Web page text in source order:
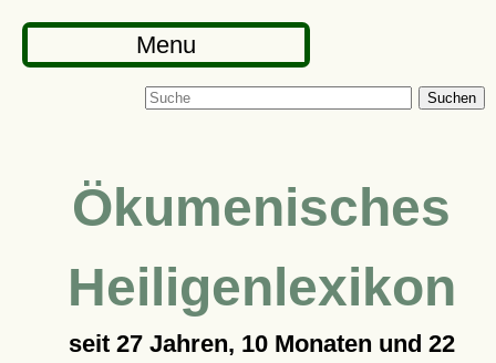
Menu
Suchen
Ökumenisches
Heiligenlexikon
seit 27 Jahren, 10 Monaten und 22